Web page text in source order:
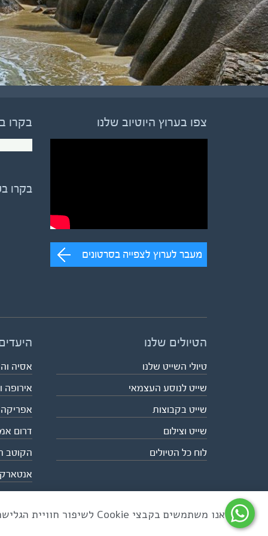
צפו בערוץ היוטיוב שלנו
מעבר לערוץ לצפייה בסרטונים
בקרו
בקרו
הטיולים שלנו
טיולי השייט שלנו
שייט לנוסע העצמאי
שייט בקבוצות
שייט וצילום
לוח כל הטיולים
אסיה
אירופה
אפריקה
דרום
הקוטב
כל הזכויות שמורות לאקו טיולי שטח | טלפון 03-6879090 | פקס 03-6879099 |
אנו משתמשים בקבצי Cookie לשיפור חוויית הגלישה ולניתוח שימוש באתר